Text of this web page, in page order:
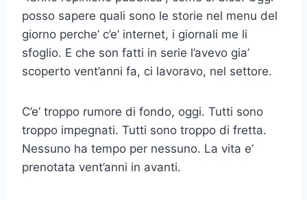
posso sapere quali sono le storie nel menu del
giorno perche’ c’e’ internet, i giornali me li
sfoglio. E che son fatti in serie l’avevo gia’
scoperto vent’anni fa, ci lavoravo, nel settore.
C’e’ troppo rumore di fondo, oggi. Tutti sono
troppo impegnati. Tutti sono troppo di fretta.
Nessuno ha tempo per nessuno. La vita e’
prenotata vent’anni in avanti.